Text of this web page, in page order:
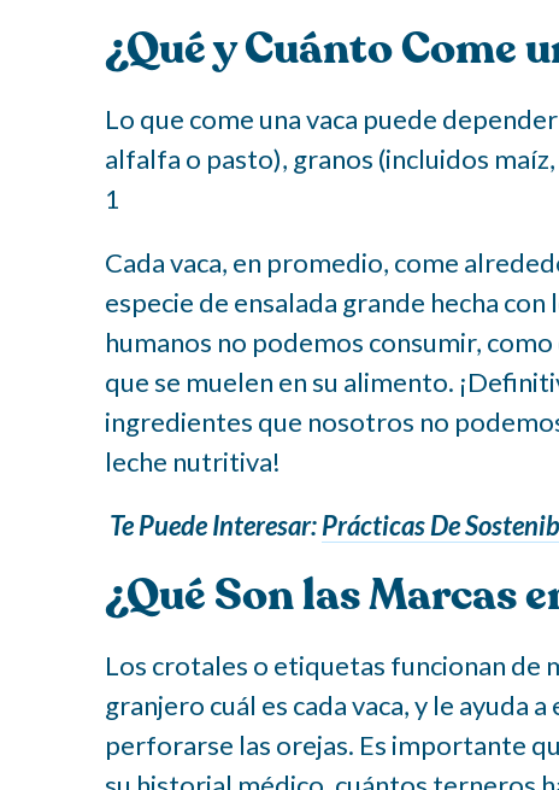
¿Qué y Cuánto Come
Lo que come una vaca puede
alfalfa o pasto), granos (incluidos
1
Cada vaca, en promedio, come
especie de ensalada grande hecha
humanos no podemos consumir,
que se muelen en su alimento.
ingredientes que nosotros no
leche nutritiva!
Te Puede Interesar:Prácticas De
¿Qué Son las Marcas
Los crotales o etiquetas funcionan de
granjero cuál es cada vaca, y le ayuda
perforarse las orejas. Es importante